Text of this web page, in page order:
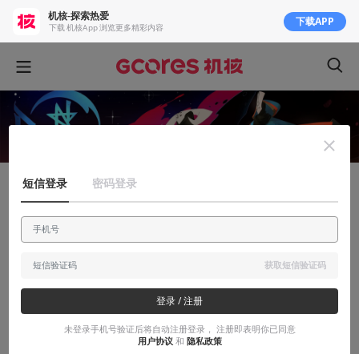
《PYRE》：IGN给它9.7分，不只是因为玩
认真读书的大表哥 2017-07-29
机核-探索热爱
下载 机核App 浏览更多精彩内容 下载APP
短信登录 密码登录
获取短信验证码
登录 / 注册
未登录手机号验证后将自动注册登录， 注册即表明你已同意
用户协议 和 隐私政策